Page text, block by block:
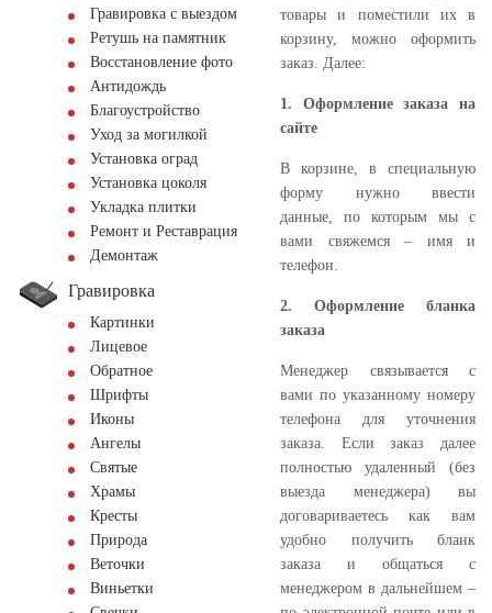
Гравировка с выездом
Ретушь на памятник
Восстановление фото
Антидождь
Благоустройство
Уход за могилкой
Установка оград
Установка цоколя
Укладка плитки
Ремонт и Реставрация
Демонтаж
Гравировка
Картинки
Лицевое
Обратное
Шрифты
Иконы
Ангелы
Святые
Храмы
Кресты
Природа
Веточки
Виньетки
товары и поместили их в
корзину, можно оформить
заказ. Далее:
1. Оформление заказа на
сайте
В корзине, в специальную
форму нужно ввести
данные, по которым мы с
вами свяжемся – имя и
телефон.
2. Оформление бланка
заказа
Менеджер связывается с
вами по указанному номеру
телефона для уточнения
заказа. Если заказ далее
полностью удаленный (без
выезда менеджера) вы
договариваетесь как вам
удобно получить бланк
заказа и общаться с
менеджером в дальнейшем –